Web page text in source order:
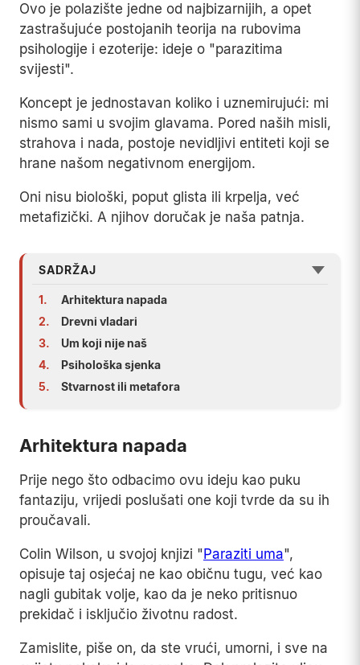
Ovo je polazište jedne od najbizarnijih, a opet
zastrašujuće postojanih teorija na rubovima
psihologije i ezoterije: ideje o "parazitima
svijesti".
Koncept je jednostavan koliko i uznemirujući: mi
nismo sami u svojim glavama. Pored naših misli,
strahova i nada, postoje nevidljivi entiteti koji se
hrane našom negativnom energijom.
Oni nisu biološki, poput glista ili krpelja, već
metafizički. A njihov doručak je naša patnja.
SADRŽAJ
1.
Arhitektura napada
2.
Drevni vladari
3.
Um koji nije naš
4.
Psihološka sjenka
5.
Stvarnost ili metafora
Arhitektura napada
Prije nego što odbacimo ovu ideju kao puku
fantaziju, vrijedi poslušati one koji tvrde da su ih
proučavali.
Colin Wilson, u svojoj knjizi " Paraziti uma",
opisuje taj osjećaj ne kao običnu tugu, već kao
nagli gubitak volje, kao da je neko pritisnuo
prekidač i isključio životnu radost.
Zamislite, piše on, da ste vrući, umorni, i sve na